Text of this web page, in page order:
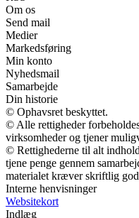
Om os
Send mail
Medier
Markedsføring
Min konto
Nyhedsmail
Samarbejde
Din historie
© Ophavsret beskyttet.
© Alle rettigheder
virksomheder og tjener
© Rettighederne til alt
tjene penge gennem
materialet kræver skriftlig
Interne henvisninger
Websitekort
Indlæg